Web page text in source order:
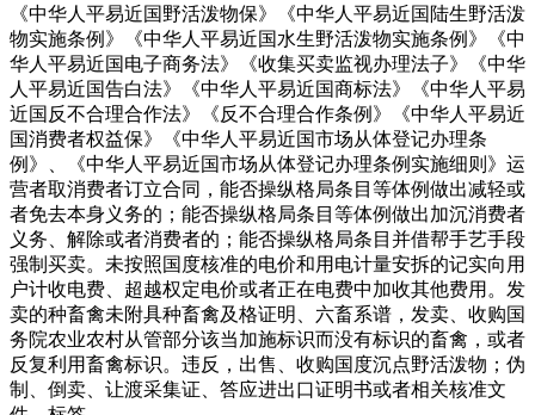
《中华人平易近国野活泼物保》《中华人平易近国陆生野活泼
物实施条例》《中华人平易近国水生野活泼物实施条例》《中
华人平易近国电子商务法》《收集买卖监视办理法子》《中华
人平易近国告白法》《中华人平易近国商标法》《中华人平易
近国反不合理合作法》《反不合理合作条例》《中华人平易近
国消费者权益保》《中华人平易近国市场从体登记办理条
例》、《中华人平易近国市场从体登记办理条例实施细则》运
营者取消费者订立合同，能否操纵格局条目等体例做出减轻或
者免去本身义务的；能否操纵格局条目等体例做出加沉消费者
义务、解除或者消费者的；能否操纵格局条目并借帮手艺手段
强制买卖。未按照国度核准的电价和用电计量安拆的记实向用
户计收电费、超越权定电价或者正在电费中加收其他费用。发
卖的种畜禽未附具种畜禽及格证明、六畜系谱，发卖、收购国
务院农业农村从管部分该当加施标识而没有标识的畜禽，或者
反复利用畜禽标识。违反，出售、收购国度沉点野活泼物；伪
制、倒卖、让渡采集证、答应进出口证明书或者相关核准文